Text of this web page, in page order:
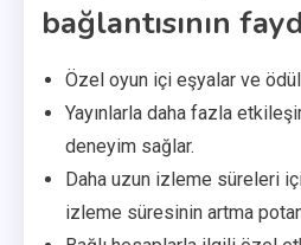
bağlantısının
Özel oyun içi eşyalar ve
Yayınlarla daha fazla
deneyim sağlar.
Daha uzun izleme süreleri
izleme süresinin artma